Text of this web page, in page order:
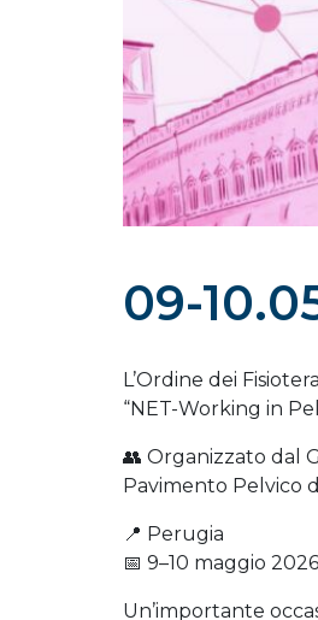
09-
L’Ordine dei
“NET-Working in
👥 Organizzato dal
Pavimento Pelvico
📍 Perugia
📅 9–10 maggio 2026
Un’importante